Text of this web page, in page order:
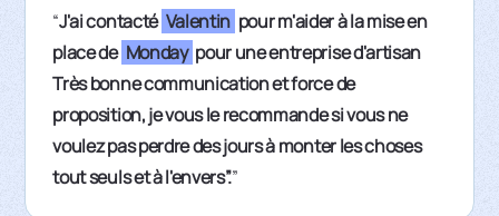
“J'ai contacté Valentin pour m'aider à la mise en
place de Monday pour une entreprise d'artisan
Très bonne communication et force de
proposition, je vous le recommande si vous ne
voulez pas perdre des jours à monter les choses
tout seuls et à l'envers”.”